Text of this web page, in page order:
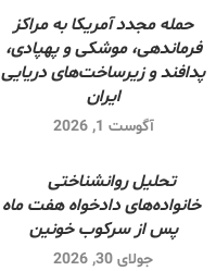
حمله مجدد آمریکا به مراکز
فرماندهی، موشکی و پهپادی،
پدافند و زیرساخت‌های دریایی
ایران
آگوست 1, 2026
تحلیل روانشناختی
خانواده‌های دادخواه هفت ماه
پس از سرکوب خونین
جولای 30, 2026